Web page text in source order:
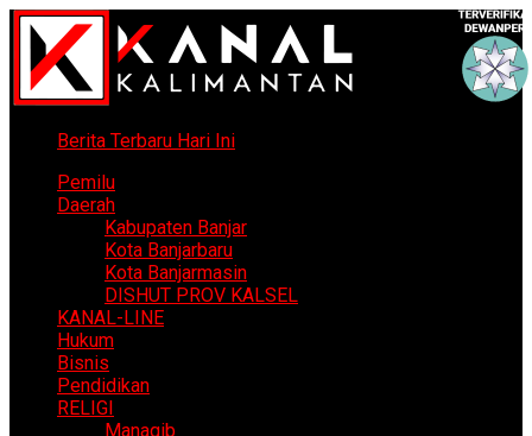
Berita Terbaru Hari Ini
Pemilu
Daerah
Kabupaten Banjar
Kota Banjarbaru
Kota Banjarmasin
DISHUT PROV KALSEL
KANAL-LINE
Hukum
Bisnis
Pendidikan
RELIGI
Manaqib